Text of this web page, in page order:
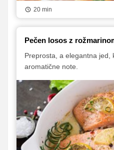
20 min
Pečen losos z
Preprosta, a elegantna jed,
aromatične note.